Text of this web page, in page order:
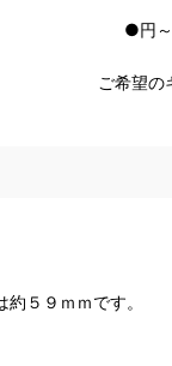
●円
ご希望の
５９ｍｍです。